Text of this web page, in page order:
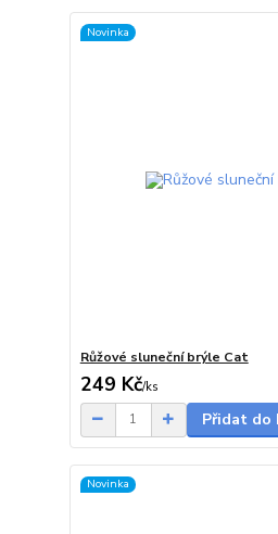
Novinka
Růžové sluneční brýle Cat
249 Kč/ks
Přidat do
Novinka